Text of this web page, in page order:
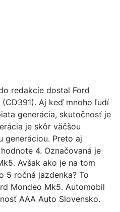
redakcie dostal Ford
Aj keď mnoho ľudí
generácia, skutočnosť je
je skôr väčšou
generáciou. Preto aj
4. Označovaná je
Avšak ako je na tom
5 ročná jazdenka? To
Mondeo Mk5. Automobil
AAA Auto Slovensko.